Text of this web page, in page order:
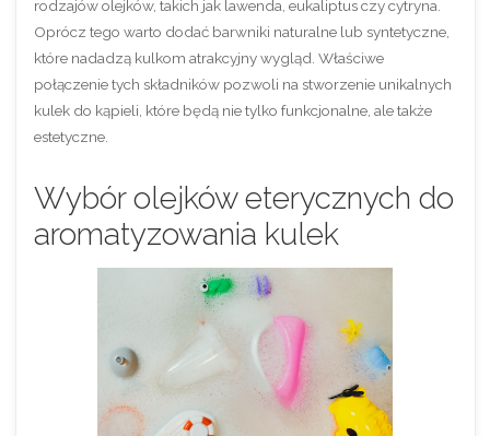
rodzajów olejków, takich jak lawenda, eukaliptus czy cytryna.
Oprócz tego warto dodać barwniki naturalne lub syntetyczne,
które nadadzą kulkom atrakcyjny wygląd. Właściwe
połączenie tych składników pozwoli na stworzenie unikalnych
kulek do kąpieli, które będą nie tylko funkcjonalne, ale także
estetyczne.
Wybór olejków eterycznych do
aromatyzowania kulek